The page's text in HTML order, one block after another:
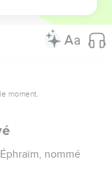
moment.
nommé